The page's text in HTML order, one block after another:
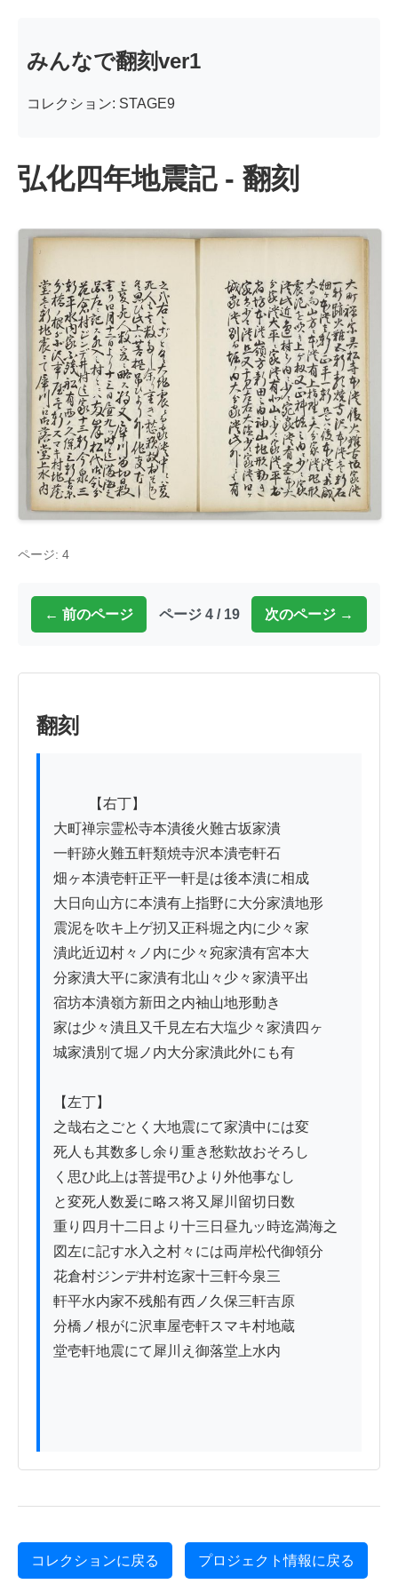
みんなで翻刻ver1
コレクション: STAGE9
弘化四年地震記 - 翻刻
ページ: 4
← 前のページ ページ 4 / 19 次のページ →
翻刻
大町禅宗霊松寺本潰後火難古坂家潰
一軒跡火難五軒類焼寺沢本潰壱軒石
畑ヶ本潰壱軒正平一軒是は後本潰に相成
大日向山方に本潰有上指野に大分家潰地形
震泥を吹キ上ゲ扨又正科堀之内に少々家
潰此近辺村々ノ内に少々宛家潰有宮本大
分家潰大平に家潰有北山々少々家潰平出
宿坊本潰嶺方新田之内袖山地形動き
家は少々潰且又千見左右大塩少々家潰四ヶ
城家潰別て堀ノ内大分家潰此外にも有
【左丁】
之哉右之ごとく大地震にて家潰中には変
死人も其数多し余り重き愁歎故おそろし
く思ひ此上は菩提弔ひより外他事なし
と変死人数爰に略ス将又犀川留切日数
重り四月十二日より十三日昼九ッ時迄満海之
図左に記す水入之村々には両岸松代御領分
花倉村ジンデ井村迄家十三軒今泉三
軒平水内家不残船有西ノ久保三軒吉原
分橋ノ根がに沢車屋壱軒スマキ村地蔵
堂壱軒地震にて犀川え御落堂上水内
コレクションに戻る プロジェクト情報に戻る